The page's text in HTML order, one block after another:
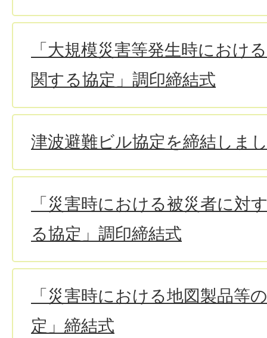
「大規模災害等発生時におけ
関する協定」調印締結式
津波避難ビル協定を締結しま
「災害時における被災者に対
る協定」調印締結式
「災害時における地図製品等
定」締結式